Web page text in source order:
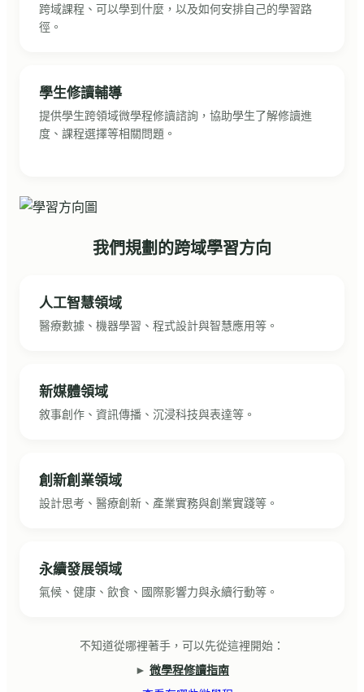
跨域課程、可以學到什麼，以及如何安排自己的學習路
徑。
學生修讀輔導
提供學生跨領域微學程修讀諮詢，協助學生了解修讀進
度、課程選擇等相關問題。
我們規劃的跨域學習方向
人工智慧領域
醫療數據、機器學習、程式設計與智慧應用等。
新媒體領域
敘事創作、資訊傳播、沉浸科技與表達等。
創新創業領域
設計思考、醫療創新、產業實務與創業實踐等。
永續發展領域
氣候、健康、飲食、國際影響力與永續行動等。
不知道從哪裡著手，可以先從這裡開始：
► 微學程修讀指南